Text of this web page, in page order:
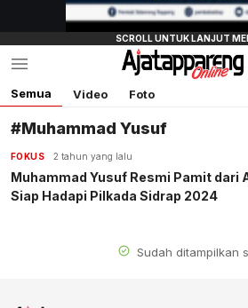
Semua Video Foto
#Muhammad Yusuf
FOKUS 2 tahun yang lalu
Muhammad Yusuf Resmi Pamit dari
Siap Hadapi Pilkada Sidrap 2024
Sudah ditampilkan